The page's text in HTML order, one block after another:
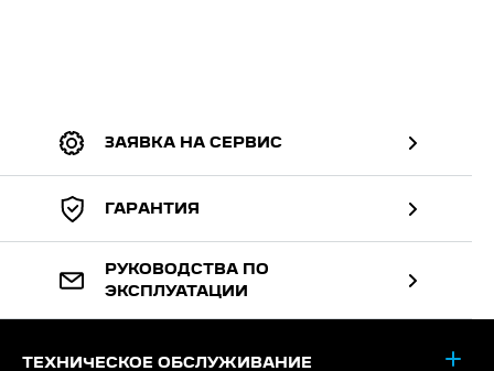
ЗАЯВКА НА СЕРВИС
ГАРАНТИЯ
РУКОВОДСТВА ПО
ЭКСПЛУАТАЦИИ
ТЕХНИЧЕСКОЕ ОБСЛУЖИВАНИЕ